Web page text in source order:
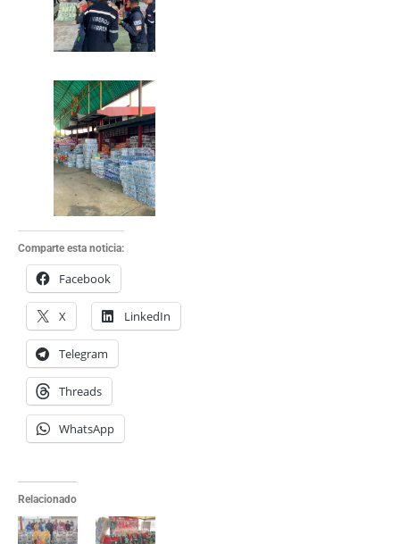
Comparte esta noticia:
Facebook
X LinkedIn
Telegram
Threads
WhatsApp
Relacionado